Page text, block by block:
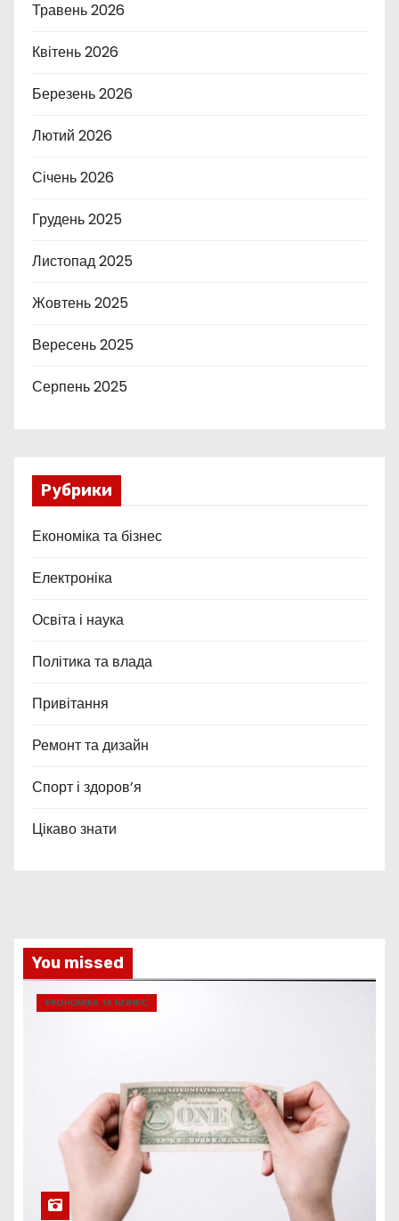
Травень 2026
Квітень 2026
Березень 2026
Лютий 2026
Січень 2026
Грудень 2025
Листопад 2025
Жовтень 2025
Вересень 2025
Серпень 2025
Рубрики
Економіка та бізнес
Електроніка
Освіта і наука
Політика та влада
Привітання
Ремонт та дизайн
Спорт і здоров’я
Цікаво знати
You missed
ЕКОНОМІКА ТА БІЗНЕС